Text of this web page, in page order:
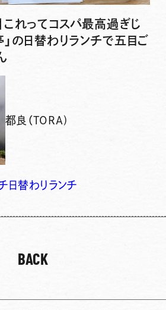
これってコスパ最高過ぎじ
」の日替わりランチで五目ご
都良（TORA)
日替わりランチ
BACK